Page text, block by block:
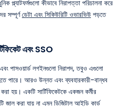
প্ল্যাটফর্মগুলো কীভাবে নিরাপত্তা পরিচালনা করে
সম্পূর্ণডেটা এবং সিকিউরিটি ওভারভিউ পড়তে
এবং SSO
পাসওয়ার্ড লগইনগুলো নিরাপদ, তবুও এগুলো
পারে। আরও উন্নত এবং ব্যবহারকারী-বান্ধব
হয়। একটি সার্টিফিকেটকে একজন কর্মীর
জাল করা যায় না এমন ডিজিটাল আইডি কার্ড